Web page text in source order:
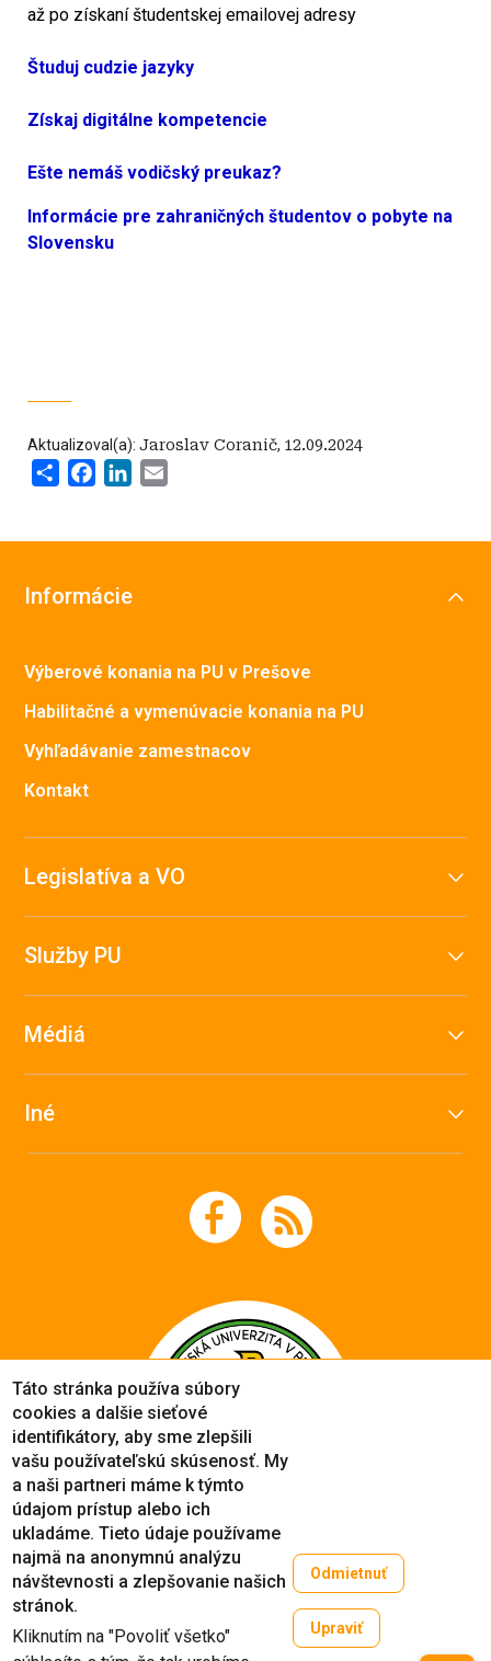
až po získaní študentskej emailovej adresy
Študuj cudzie jazyky
Získaj digitálne kompetencie
Ešte nemáš vodičský preukaz?
Informácie pre zahraničných študentov o pobyte na
Slovensku
Aktualizoval(a): Jaroslav Coranič, 12.09.2024
Share FacebookLinkedIn
Informácie
Výberové konania na PU v Prešove
Habilitačné a vymenúvacie konania na PU
Vyhľadávanie zamestnacov
Kontakt
Legislatíva a VO
Služby PU
Médiá
Iné
Copyright © 2005-2026
Prešovská univerzita v Prešove
Created by
ActivIT
Táto stránka používa súbory
cookies a dalšie sieťové
identifikátory, aby sme zlepšili
vašu používateľskú skúsenosť. My
a naši partneri máme k týmto
údajom prístup alebo ich
ukladáme. Tieto údaje používame
najmä na anonymnú analýzu
návštevnosti a zlepšovanie našich
stránok.
Kliknutím na "Povoliť všetko"
Odmietnuť
Upraviť